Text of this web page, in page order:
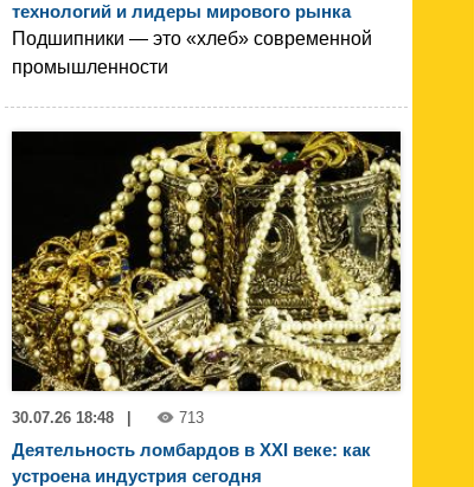
технологий и лидеры мирового рынка
Подшипники — это «хлеб» современной
промышленности
30.07.26 18:48 | 713
Деятельность ломбардов в XXI веке: как
устроена индустрия сегодня